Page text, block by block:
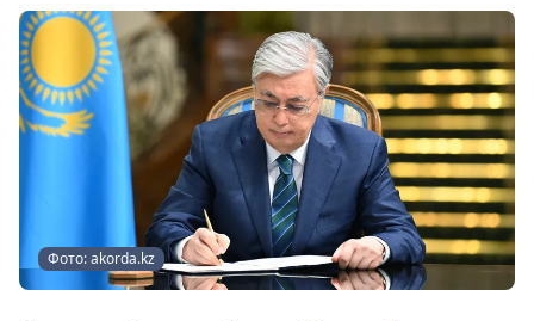
Фото: akorda.kz